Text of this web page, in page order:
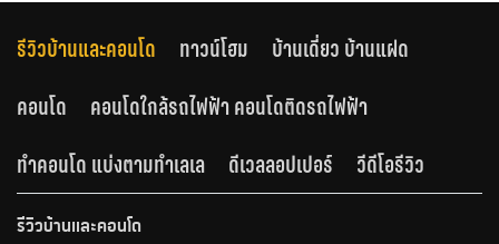
รีวิวบ้านและคอนโด ทาวน์โฮม
บ้านเดี่ยว บ้านแฝด
คอนโด
คอนโดใกล้รถไฟฟ้า คอนโดติดรถไฟฟ้า
ทำคอนโด แบ่งตามทำเลเล
ดีเวลลอปเปอร์ วีดีโอรีวิว
รีวิวบ้านและคอนโด